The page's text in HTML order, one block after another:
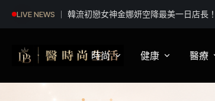
LIVE NEWS
韓流初戀女神金娜妍空降最美一日店長
攜手焦糖楓串燒、柒息地居酒屋端出國
時尚 健康 醫療